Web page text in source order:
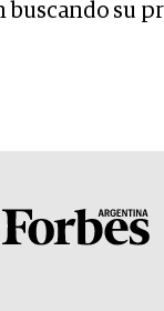
buscando su